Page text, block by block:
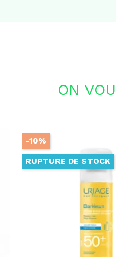
ON
-10%
RUPTURE DE STOCK